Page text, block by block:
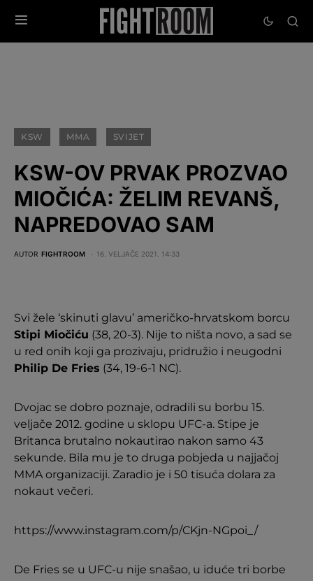
KSW MMA SVIJET
KSW-OV PRVAK PROZVAO
MIOČIĆA: ŽELIM REVANŠ,
NAPREDOVAO SAM
AUTOR FIGHTROOM 16. VELJAČE 2021. 14:33
Svi žele ‘skinuti glavu’ američko-hrvatskom borcu
Stipi Miočiću (38, 20-3). Nije to ništa novo, a sad se
u red onih koji ga prozivaju, pridružio i neugodni
Philip De Fries (34, 19-6-1 NC).
Dvojac se dobro poznaje, odradili su borbu 15.
veljače 2012. godine u sklopu UFC-a. Stipe je
Britanca brutalno nokautirao nakon samo 43
sekunde. Bila mu je to druga pobjeda u najjačoj
MMA organizaciji. Zaradio je i 50 tisuća dolara za
nokaut večeri.
https://www.instagram.com/p/CKjn-NGpoi_/
De Fries se u UFC-u nije snašao, u iduće tri borbe